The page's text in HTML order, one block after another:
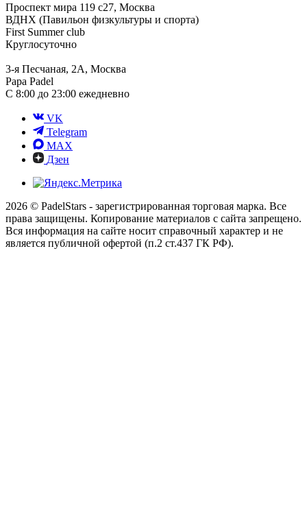
Проспект мира 119 с27, Москва
ВДНХ (Павильон физкультуры и спорта)
First Summer club
Круглосуточно
3-я Песчаная, 2А, Москва
Papa Padel
С 8:00 до 23:00 ежедневно
VK
Telegram
MAX
Дзен
2026 © PadelStars - зарегистрированная торговая марка. Все
права защищены. Копирование материалов с сайта запрещено.
Вся информация на сайте носит справочный характер и не
является публичной офертой (п.2 ст.437 ГК РФ).